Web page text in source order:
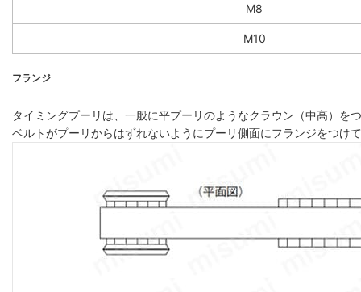
M8
M10
フランジ
タイミングプーリは、一般に平プーリのようなクラウン（中高）
ベルトがプーリからはずれないようにプーリ側面にフランジをつけ